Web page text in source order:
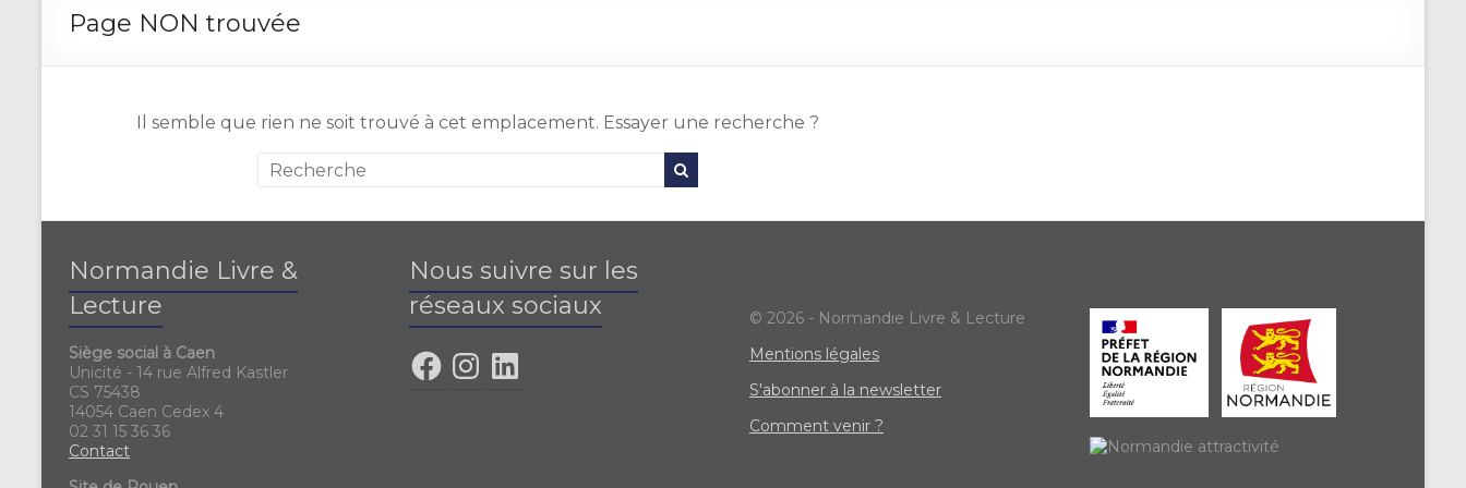
Page NON trouvée
Il semble que rien ne soit trouvé à cet emplacement. Essayer une recherche ?
Normandie Livre &
Lecture
Siège social à Caen
Unicité - 14 rue Alfred Kastler
CS 75438
14054 Caen Cedex 4
02 31 15 36 36
Contact
Nous suivre sur les
réseaux sociaux
© 2026 - Normandie Livre & Lecture
Mentions légales
S'abonner à la newsletter
Comment venir ?